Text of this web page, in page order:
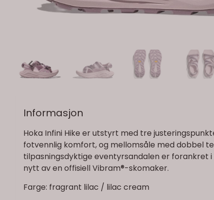
Informasjon
Hoka Infini Hike er utstyrt med tre
fotvennlig komfort, og mellomsåle med dobbel
tilpasningsdyktige eventyrsandalen er forankret
nytt av en offisiell Vibram®-skomaker.
Farge: fragrant lilac / lilac cream